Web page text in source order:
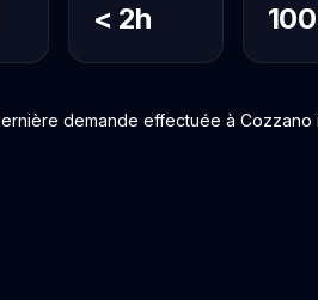
< 2h
demande effectuée à Cozzano